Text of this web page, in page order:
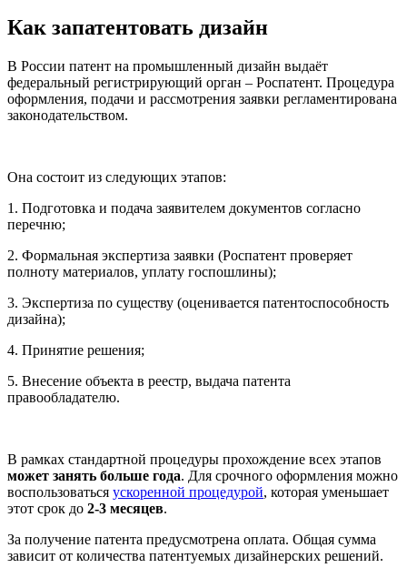
Как запатентовать дизайн
В России патент на промышленный дизайн выдаёт
федеральный регистрирующий орган – Роспатент. Процедура
оформления, подачи и рассмотрения заявки регламентирована
законодательством.
Она состоит из следующих этапов:
1. Подготовка и подача заявителем документов согласно
перечню;
2. Формальная экспертиза заявки (Роспатент проверяет
полноту материалов, уплату госпошлины);
3. Экспертиза по существу (оценивается патентоспособность
дизайна);
4. Принятие решения;
5. Внесение объекта в реестр, выдача патента
правообладателю.
В рамках стандартной процедуры прохождение всех этапов
может занять больше года. Для срочного оформления можно
воспользоваться ускоренной процедурой, которая уменьшает
этот срок до 2-3 месяцев.
За получение патента предусмотрена оплата. Общая сумма
зависит от количества патентуемых дизайнерских решений.